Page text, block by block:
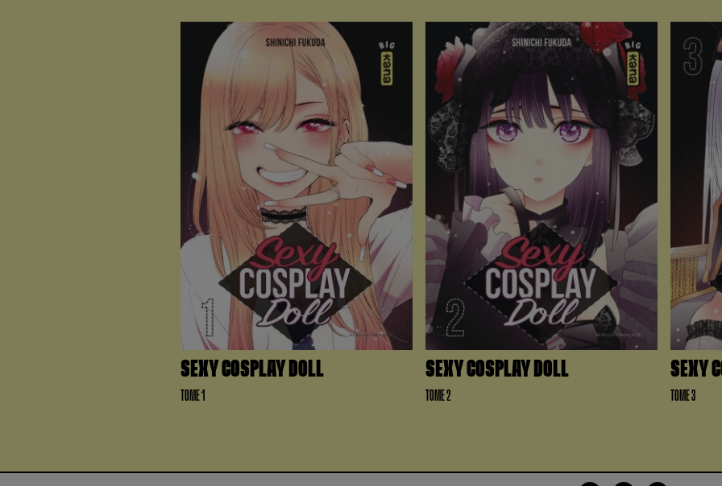
SEXY COSPLAY DOLL
TOME 1
SEXY COSPLAY DOLL
TOME 2
SEXY
TOME 3